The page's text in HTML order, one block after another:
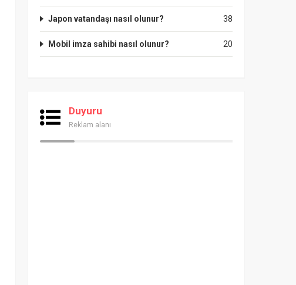
38
Japon vatandaşı nasıl olunur?
20
Mobil imza sahibi nasıl olunur?
Duyuru
Reklam alanı